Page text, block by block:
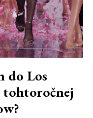
do Los
tohtoročnej